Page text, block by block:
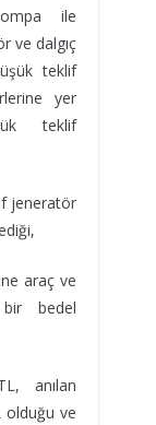
ile
ve dalgıç
teklif
yer
teklif
jeneratör
araç ve
bedel
anılan
olduğu ve